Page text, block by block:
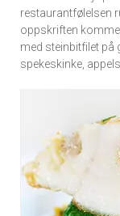
restaurantfølelsen
oppskriften
med steinbitfilet på
spekeskinke,